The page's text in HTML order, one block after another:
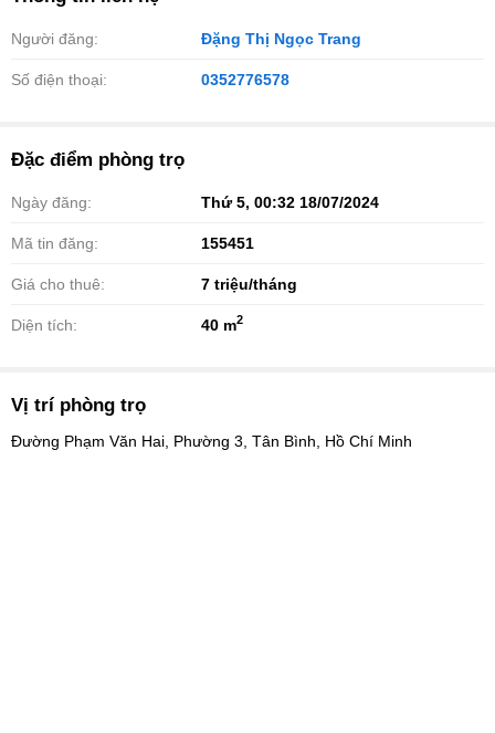
Người đăng: Đặng Thị Ngọc Trang
Số điện thoại: 0352776578
Đặc điểm phòng trọ
Ngày đăng: Thứ 5, 00:32 18/07/2024
Mã tin đăng: 155451
Giá cho thuê: 7 triệu/tháng
Diện tích: 40 m2
Vị trí phòng trọ
Đường Phạm Văn Hai, Phường 3, Tân Bình, Hồ Chí Minh